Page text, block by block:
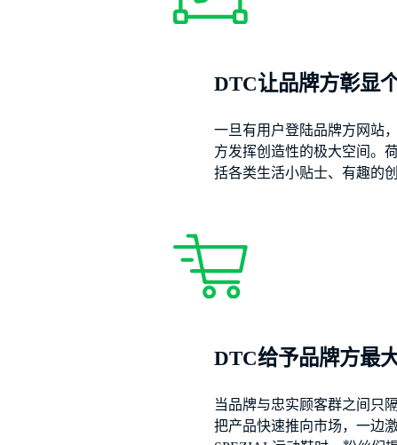
DTC让品牌方彰显
一旦有用户登陆品牌方网站
方发挥创造性的极大空间。
括各类生活小贴士、有趣的
DTC给予品牌方最
当品牌与忠实顾客群之间只
把产品快速推向市场，一边